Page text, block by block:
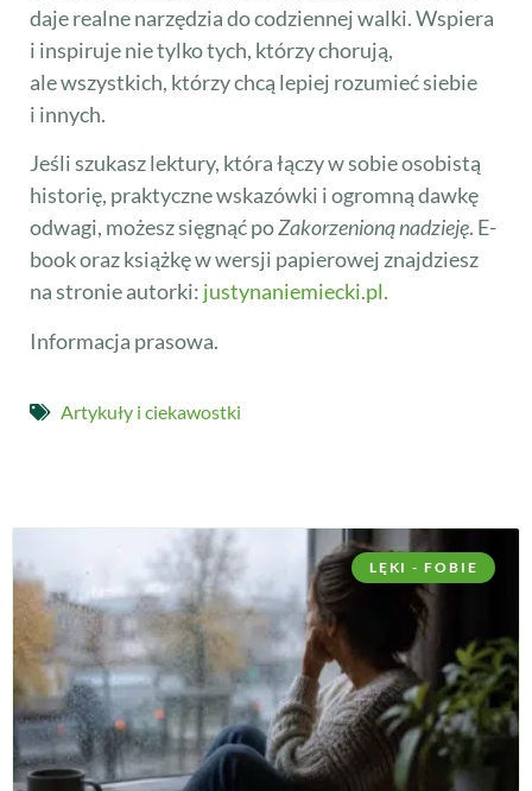
daje realne narzędzia do codziennej walki. Wspiera
i inspiruje nie tylko tych, którzy chorują,
ale wszystkich, którzy chcą lepiej rozumieć siebie
i innych.
Jeśli szukasz lektury, która łączy w sobie osobistą
historię, praktyczne wskazówki i ogromną dawkę
odwagi, możesz sięgnąć poZakorzenioną nadzieję. E-
book oraz książkę w wersji papierowej znajdziesz
na stronie autorki: justynaniemiecki.pl.
Informacja prasowa.
Artykuły i ciekawostki
LĘKI - FOBIE